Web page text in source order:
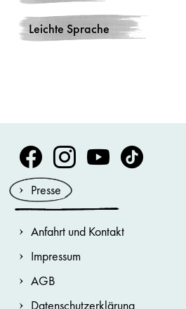
Leichte Sprache
Volksoper Facebook
Volksoper Instagram
Volksoper Youtube
Volksoper TikTok
Presse
Anfahrt und Kontakt
Impressum
AGB
Datenschutzerklärung